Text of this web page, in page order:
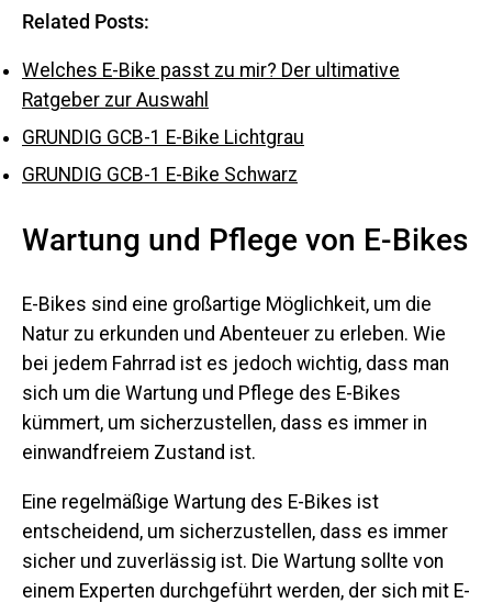
Related Posts:
Welches E-Bike passt zu mir? Der ultimative
Ratgeber zur Auswahl
GRUNDIG GCB-1 E-Bike Lichtgrau
GRUNDIG GCB-1 E-Bike Schwarz
Wartung und Pflege von E-Bikes
E-Bikes sind eine großartige Möglichkeit, um die
Natur zu erkunden und Abenteuer zu erleben. Wie
bei jedem Fahrrad ist es jedoch wichtig, dass man
sich um die Wartung und Pflege des E-Bikes
kümmert, um sicherzustellen, dass es immer in
einwandfreiem Zustand ist.
Eine regelmäßige Wartung des E-Bikes ist
entscheidend, um sicherzustellen, dass es immer
sicher und zuverlässig ist. Die Wartung sollte von
einem Experten durchgeführt werden, der sich mit E-